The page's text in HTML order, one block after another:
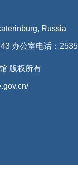
Russia
办公室电话：
版权所有